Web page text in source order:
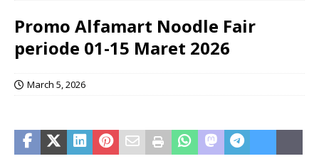
Promo Alfamart Noodle Fair
periode 01-15 Maret 2026
March 5, 2026